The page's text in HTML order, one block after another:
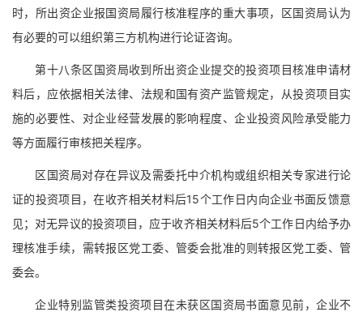
时，所出资企业报国资局履行核准程序的重大事项，区国资局认为
有必要的可以组织第三方机构进行论证咨询。
第十八条区国资局收到所出资企业提交的投资项目核准申请材
料后，应依据相关法律、法规和国有资产监管规定，从投资项目实
施的必要性、对企业经营发展的影响程度、企业投资风险承受能力
等方面履行审核把关程序。
区国资局对存在异议及需委托中介机构或组织相关专家进行论
证的投资项目，在收齐相关材料后15个工作日内向企业书面反馈意
见；对无异议的投资项目，应于收齐相关材料后5个工作日内给予办
理核准手续，需转报区党工委、管委会批准的则转报区党工委、管
委会。
企业特别监管类投资项目在未获区国资局书面意见前，企业不